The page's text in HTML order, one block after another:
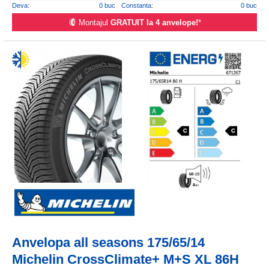
Deva:
0 buc Constanta: 0 buc
Montajul GRATUIT la 4 anvelope!*
Anvelopa all seasons 175/65/14
Michelin CrossClimate+ M+S XL 86H